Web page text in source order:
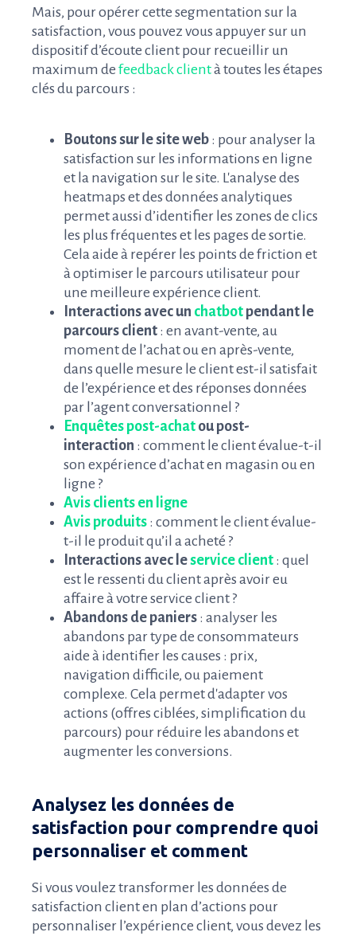
Mais, pour opérer cette segmentation sur la
satisfaction, vous pouvez vous appuyer sur un
dispositif d’écoute client pour recueillir un
maximum de feedback clientà toutes les étapes
clés du parcours :
Boutons sur le site web : pour analyser la
satisfaction sur les informations en ligne
et la navigation sur le site. L'analyse des
heatmaps et des données analytiques
permet aussi d’identifier les zones de clics
les plus fréquentes et les pages de sortie.
Cela aide à repérer les points de friction et
à optimiser le parcours utilisateur pour
une meilleure expérience client.
Interactions avec un chatbot pendant le
parcours client : en avant-vente, au
moment de l’achat ou en après-vente,
dans quelle mesure le client est-il satisfait
de l’expérience et des réponses données
par l’agent conversationnel ?
Enquêtes post-achat ou post-
interaction : comment le client évalue-t-il
son expérience d’achat en magasin ou en
ligne ?
Avis clients en ligne
Avis produits : comment le client évalue-
t-il le produit qu’il a acheté ?
Interactions avec leservice client : quel
est le ressenti du client après avoir eu
affaire à votre service client ?
Abandons de paniers : analyser les
abandons par type de consommateurs
aide à identifier les causes : prix,
navigation difficile, ou paiement
complexe. Cela permet d'adapter vos
actions (offres ciblées, simplification du
parcours) pour réduire les abandons et
augmenter les conversions.
Analysez les données de
satisfaction pour comprendre quoi
personnaliser et comment
Si vous voulez transformer les données de
satisfaction client en plan d’actions pour
personnaliser l’expérience client, vous devez les